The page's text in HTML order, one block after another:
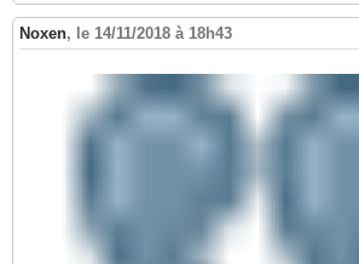
Noxen, le 14/11/2018 à 18h43